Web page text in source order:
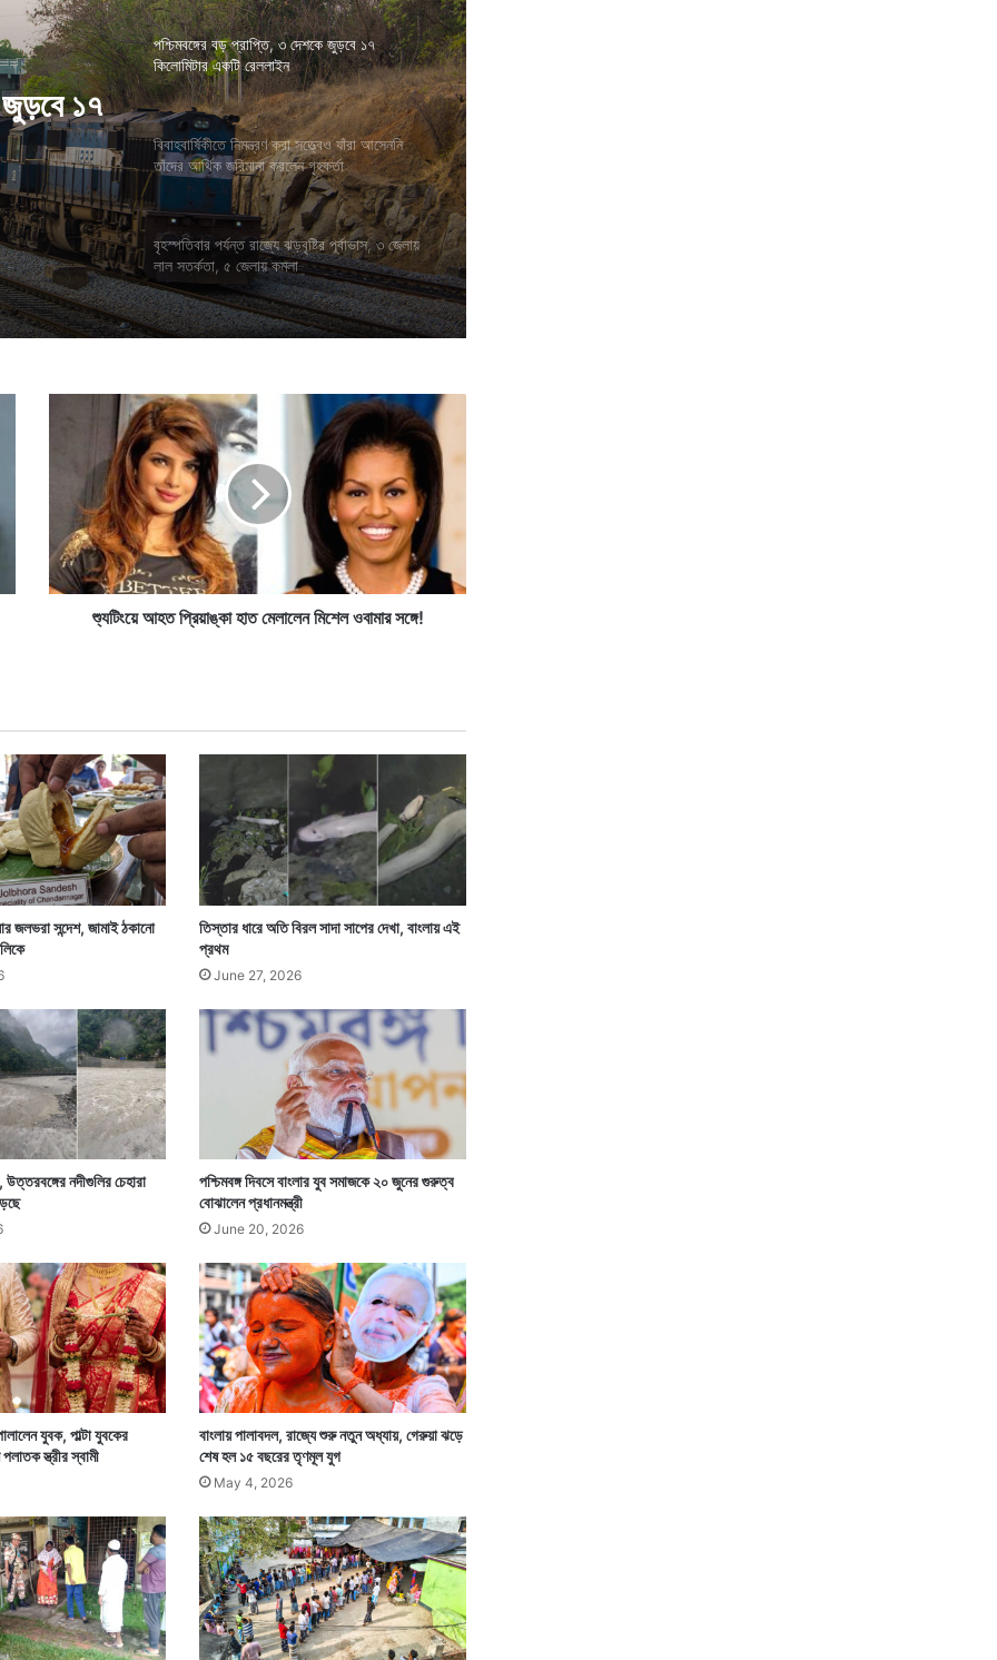
জুড়বে ১৭
যাঁরা
পশ্চিমবঙ্গের বড় প্রাপ্তি, ৩ দেশকে জুড়বে ১৭
কিলোমিটার একটি রেললাইন
বিবাহবার্ষিকীতে নিমন্ত্রণ করা সত্ত্বেও যাঁরা আসেননি
তাঁদের আর্থিক জরিমানা করলেন গৃহকর্তা
বৃহস্পতিবার পর্যন্ত রাজ্যে ঝড়বৃষ্টির পূর্বাভাস, ৩ জেলায়
লাল সতর্কতা, ৫ জেলায় কমলা
প্রি
য়া
ঙ্কা
ন
মি
শে
ল
ও
বা
মা
র
স
শ্যুটিংয়ে আহত প্রিয়াঙ্কা হাত মেলালেন মিশেল ওবামার সঙ্গে!
জলভরা সন্দেশ, জামাই ঠকানো
তিস্তার ধারে অতি বিরল সাদা সাপের দেখা, বাংলায় এই
প্রথম
June 27, 2026
নদীগুলির চেহারা
পশ্চিমবঙ্গ দিবসে বাংলার যুব সমাজকে ২০ জুনের গুরুত্ব
বোঝালেন প্রধানমন্ত্রী
June 20, 2026
যুবক, পাল্টা যুবকের
স্ত্রীর স্বামী
বাংলায় পালাবদল, রাজ্যে শুরু নতুন অধ্যায়, গেরুয়া ঝড়ে
শেষ হল ১৫ বছরের তৃণমূল যুগ
May 4, 2026